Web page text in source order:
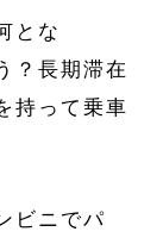
とな
？長期滞在
持って乗車
ビニでパ